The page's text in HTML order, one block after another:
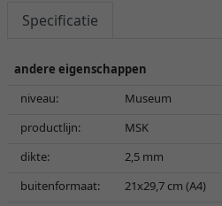
Specificatie
andere eigenschappen
niveau:
Museum
productlijn:
MSK
dikte:
2,5 mm
buitenformaat:
21x29,7 cm (A4)